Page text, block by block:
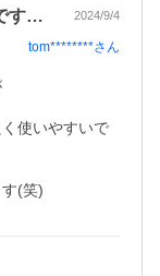
一回り小さいバッグを使っていたのですが… 2024/9/4
tom********さん
使いやすいで
(笑)